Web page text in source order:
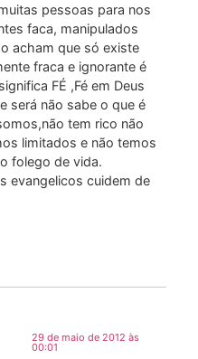
pessoas para nos
faca, manipulados
acham que só existe
fraca e ignorante é
FÉ ,Fé em Deus
será não sabe o que é
tem rico não
limitados e não temos
folego de vida.
evangelicos cuidem de
29 de maio de 2012 às
00:01